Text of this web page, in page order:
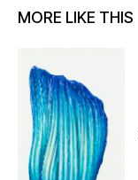
MORE LIKE THIS